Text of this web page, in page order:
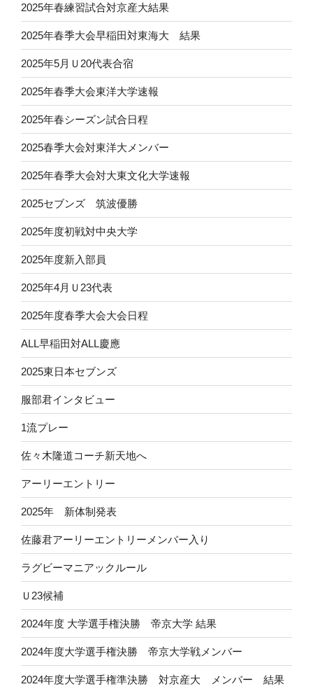
2025年春練習試合対京産大結果
2025年春季大会早稲田対東海大 結果
2025年5月Ｕ20代表合宿
2025年春季大会東洋大学速報
2025年春シーズン試合日程
2025春季大会対東洋大メンバー
2025年春季大会対大東文化大学速報
2025セブンズ 筑波優勝
2025年度初戦対中央大学
2025年度新入部員
2025年4月Ｕ23代表
2025年度春季大会大会日程
ALL早稲田対ALL慶應
2025東日本セブンズ
服部君インタビュー
1流プレー
佐々木隆道コーチ新天地へ
アーリーエントリー
2025年 新体制発表
佐藤君アーリーエントリーメンバー入り
ラグビーマニアックルール
Ｕ23候補
2024年度 大学選手権決勝 帝京大学 結果
2024年度大学選手権決勝 帝京大学戦メンバー
2024年度大学選手権準決勝 対京産大 メンバー 結果